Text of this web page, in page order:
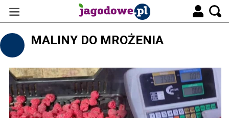
MALINY DO MROŻENIA